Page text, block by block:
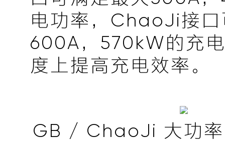
电功率，ChaoJi接
600A，570kW的充
度上提高充电效率。
GB / ChaoJi 大功率